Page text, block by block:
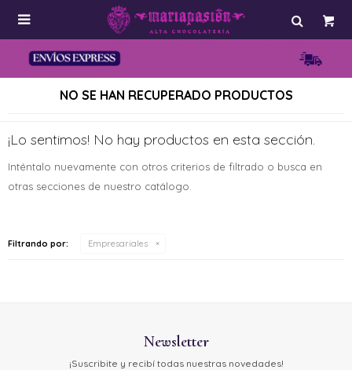

NO SE HAN RECUPERADO PRODUCTOS
¡Lo sentimos! No hay productos en esta sección.
Inténtalo nuevamente con otros criterios de filtrado o busca en
otras secciones de nuestro catálogo.
Filtrando por: Empresariales
Newsletter
¡Suscribite y recibí todas nuestras novedades!